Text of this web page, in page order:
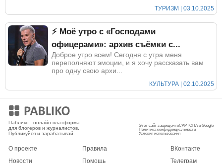
ТУРИЗМ | 03.10.2025
⚡ Моё утро с «Господами
офицерами»: архив съёмки с...
Доброе утро всем! Сегодня с утра меня
переполняют эмоции, и я хочу рассказать вам
про одну свою архи...
КУЛЬТУРА | 02.10.2025
Паблико - онлайн-платформа
для блогеров и журналистов.
Публикуйся и зарабатывай.
Этот сайт защищён reCAPTCHA и Google
Политика конфиденциальности
Условия использования
О проекте
Новости
Правила
Помощь
ВКонтакте
Телеграм